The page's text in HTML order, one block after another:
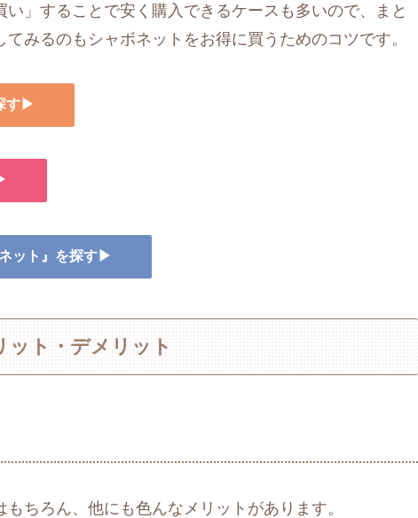
」することで安く購入できるケースも多いので、まと
みるのもシャボネットをお得に買うためのコツです。
す▶
ット』を探す▶
ト・デメリット
ちろん、他にも色んなメリットがあります。